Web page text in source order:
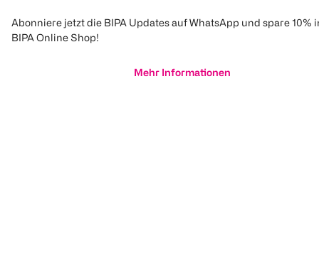
Abonniere jetzt die BIPA Updates auf WhatsApp und spare 10%
BIPA Online Shop!
Mehr Informationen